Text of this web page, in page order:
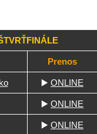
Prenos
▶️ ONLINE
▶️ ONLINE
▶️ ONLINE